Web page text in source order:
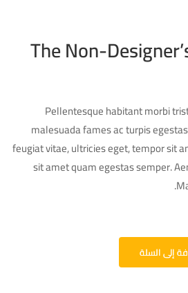
The Non-
Pellentesque habitant morbi
malesuada fames ac turpis
feugiat vitae, ultricies eget, tempor sit
sit amet quam egestas semper.
إلى السلة